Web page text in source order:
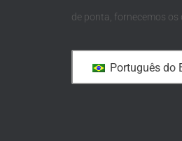
de ponta, fornecemos os
Português do